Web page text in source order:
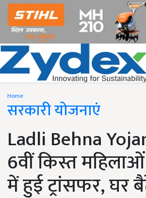
Home
सरकारी योजनाएं
Ladli Behna
6वीं किस्त
में हुई ट्रांसफर, घर